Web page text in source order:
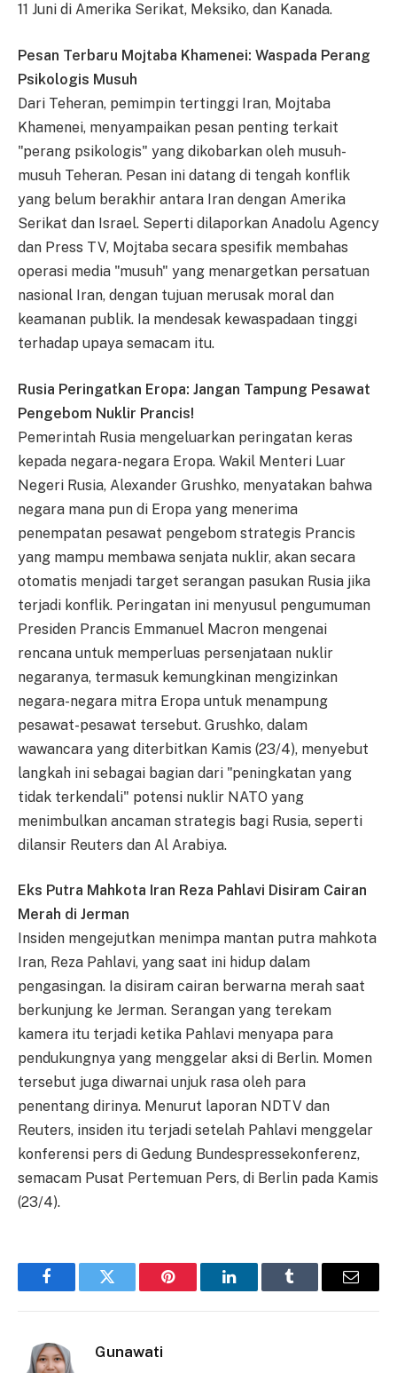
11 Juni di Amerika Serikat, Meksiko, dan Kanada.
Pesan Terbaru Mojtaba Khamenei: Waspada Perang
Psikologis Musuh
Dari Teheran, pemimpin tertinggi Iran, Mojtaba
Khamenei, menyampaikan pesan penting terkait
"perang psikologis" yang dikobarkan oleh musuh-
musuh Teheran. Pesan ini datang di tengah konflik
yang belum berakhir antara Iran dengan Amerika
Serikat dan Israel. Seperti dilaporkan Anadolu Agency
dan Press TV, Mojtaba secara spesifik membahas
operasi media "musuh" yang menargetkan persatuan
nasional Iran, dengan tujuan merusak moral dan
keamanan publik. Ia mendesak kewaspadaan tinggi
terhadap upaya semacam itu.
Rusia Peringatkan Eropa: Jangan Tampung Pesawat
Pengebom Nuklir Prancis!
Pemerintah Rusia mengeluarkan peringatan keras
kepada negara-negara Eropa. Wakil Menteri Luar
Negeri Rusia, Alexander Grushko, menyatakan bahwa
negara mana pun di Eropa yang menerima
penempatan pesawat pengebom strategis Prancis
yang mampu membawa senjata nuklir, akan secara
otomatis menjadi target serangan pasukan Rusia jika
terjadi konflik. Peringatan ini menyusul pengumuman
Presiden Prancis Emmanuel Macron mengenai
rencana untuk memperluas persenjataan nuklir
negaranya, termasuk kemungkinan mengizinkan
negara-negara mitra Eropa untuk menampung
pesawat-pesawat tersebut. Grushko, dalam
wawancara yang diterbitkan Kamis (23/4), menyebut
langkah ini sebagai bagian dari "peningkatan yang
tidak terkendali" potensi nuklir NATO yang
menimbulkan ancaman strategis bagi Rusia, seperti
dilansir Reuters dan Al Arabiya.
Eks Putra Mahkota Iran Reza Pahlavi Disiram Cairan
Merah di Jerman
Insiden mengejutkan menimpa mantan putra mahkota
Iran, Reza Pahlavi, yang saat ini hidup dalam
pengasingan. Ia disiram cairan berwarna merah saat
berkunjung ke Jerman. Serangan yang terekam
kamera itu terjadi ketika Pahlavi menyapa para
pendukungnya yang menggelar aksi di Berlin. Momen
tersebut juga diwarnai unjuk rasa oleh para
penentang dirinya. Menurut laporan NDTV dan
Reuters, insiden itu terjadi setelah Pahlavi menggelar
konferensi pers di Gedung Bundespressekonferenz,
semacam Pusat Pertemuan Pers, di Berlin pada Kamis
(23/4).
FacebookTwitter Pinterest LinkedInTumblr Email
Gunawati